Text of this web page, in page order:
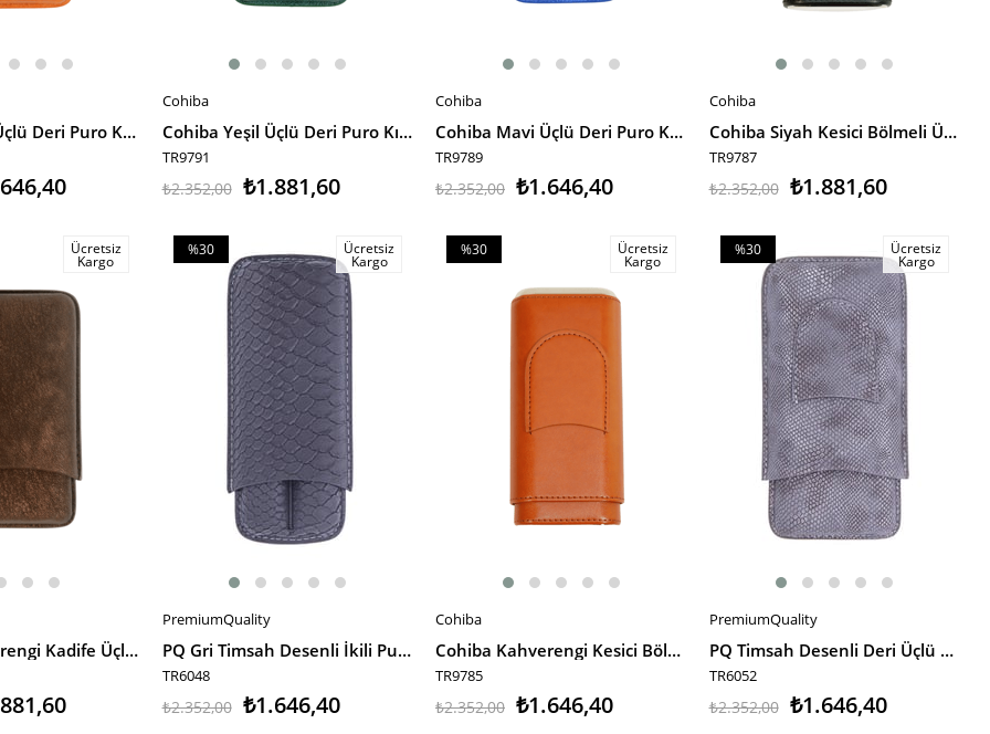
Cohiba Taba Üçlü Deri Puro Kılıfı
SEPETE EKLE
Cohiba
Cohiba Yeşil Üçlü Deri Puro Kılıfı
TR9791
₺1.881,60
₺2.352,00
SEPETE EKLE
Cohiba
Cohiba Mavi Üçlü Deri Puro Kılıfı
TR9789
₺1.646,40
₺2.352,00
SEPETE EKLE
Cohiba
Cohiba Siyah Kesici Bölmeli Üçlü Deri Puro Kılıfı
TR9787
₺1.881,60
₺2.352,00
Ücretsiz
Kargo
Cohiba Kahverengi Kadife Üçlü Puro Kılıfı
SEPETE EKLE
%30
%30İndirim
Ücretsiz
Kargo
PremiumQuality
PQ Gri Timsah Desenli İkili Puro Kılıfı
TR6048
₺1.646,40
₺2.352,00
SEPETE EKLE
%30
%30İndirim
Ücretsiz
Kargo
Cohiba
Cohiba Kahverengi Kesici Bölmeli Deri Puro Kılıfı
TR9785
₺1.646,40
₺2.352,00
SEPETE EKLE
%30
İndirim
%30İndirim
Ücretsiz
Kargo
PremiumQuality
PQ Timsah Desenli Deri Üçlü Puro Kılıfı
TR6052
₺1.646,40
₺2.352,00